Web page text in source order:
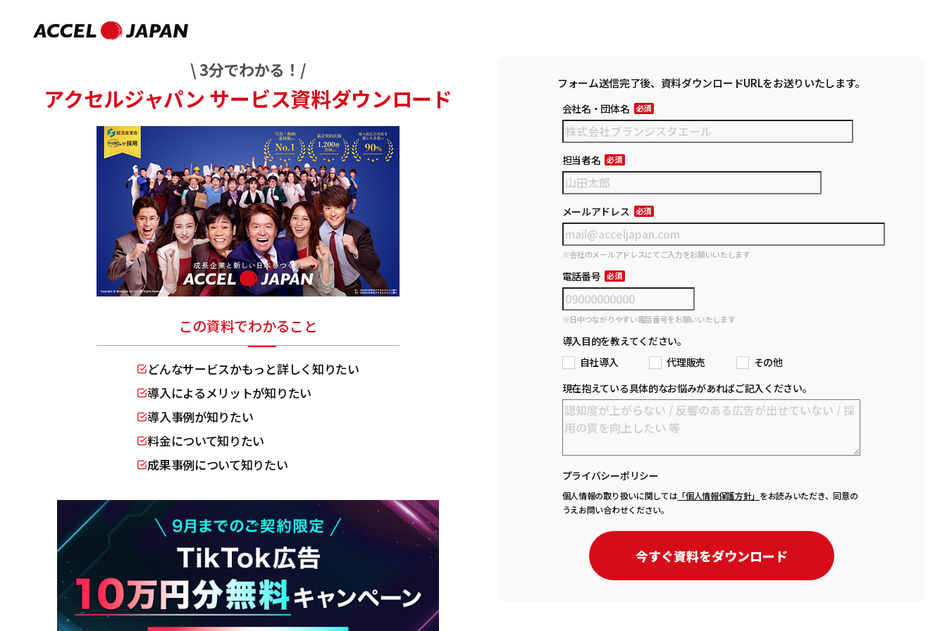
\ 3分でわかる！/
アクセルジャパンサービス資料ダウンロード
この資料でわかること
どんなサービスかもっと詳しく知りたい
導入によるメリットが知りたい
導入事例が知りたい
料金について知りたい
成果事例について知りたい
フォーム送信完了後、資料ダウンロードURLをお送りいたします。
会社名・団体名
担当者名
メールアドレス
※会社のメールアドレスにてご入力をお願いいたします
電話番号
※日中つながりやすい電話番号をお願いいたします
導入目的を教えてください。
自社導入
代理販売
その他
現在抱えている具体的なお悩みがあればご記入ください。
プライバシーポリシー
個人情報の取り扱いに関しては「個人情報保護方針」 をお読みいただき、同意の
うえお問い合わせください。